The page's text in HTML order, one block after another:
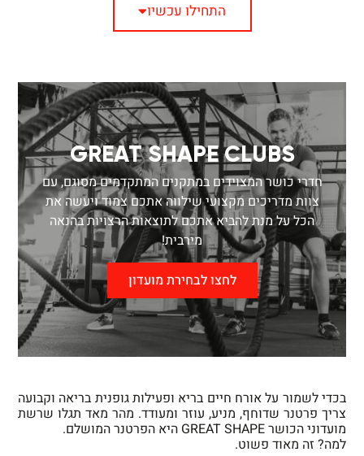
התחילו עכשיו
GREAT SHAPE CLUBS
חדרי כושר המצוידים במתקנים המתקדמים מסוגם, עם
צוות מדריכים מקצועי שילווה אתכם צמוד ויעשה את
הכל על מנת להביא אתכם לתוצאות הרצויות בהנאה
מירבית!
לחצו לבחירת מועדון
בכדי לשמור על אורח חיים בריא ופעילות גופנית בריאה וקבועה
צריך פרטנר שדוחף, מניע, עוזר ומעודד. מהר מאד תגלו שרשת
מועדוני הכושר GREAT SHAPE היא הפרטנר המושלם.
למה? זה מאוד פשוט.